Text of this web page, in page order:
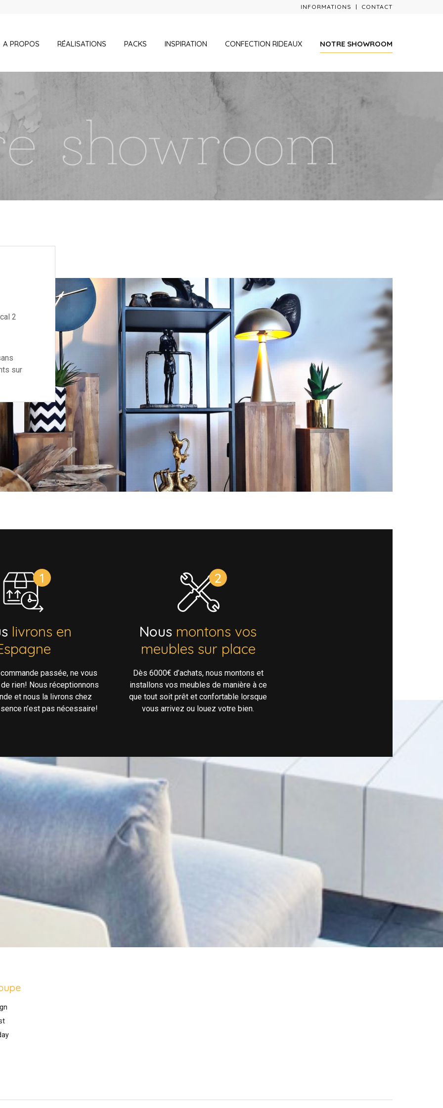
INFORMATIONS CONTACT
A PROPOS RÉALISATIONS PACKS INSPIRATION CONFECTION RIDEAUX NOTRE SHOWROOM
2
sur
livrons en
passée, ne vous
rien! Nous réceptionnons
et nous la livrons chez
n’est pas nécessaire!
Nous montons vos
meubles sur place
Dès 6000€ d’achats, nous montons et
installons vos meubles de manière à ce
que tout soit prêt et confortable lorsque
vous arrivez ou louez votre bien.